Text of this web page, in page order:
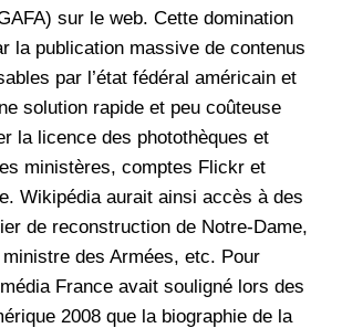
sur le web. Cette domination
la publication massive de contenus
par l’état fédéral américain et
solution rapide et peu coûteuse
la licence des photothèques et
ministères, comptes Flickr et
Wikipédia aurait ainsi accès à des
de reconstruction de Notre-Dame,
des Armées, etc. Pour
France avait souligné lors des
2008 que la biographie de la